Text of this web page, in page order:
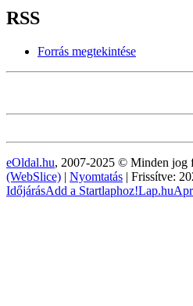
RSS
Forrás megtekintése
eOldal.hu, 2007-2025 © Minden jog
(WebSlice) | Nyomtatás | Frissítve:
IdőjárásAdd a Startlaphoz!Lap.hu